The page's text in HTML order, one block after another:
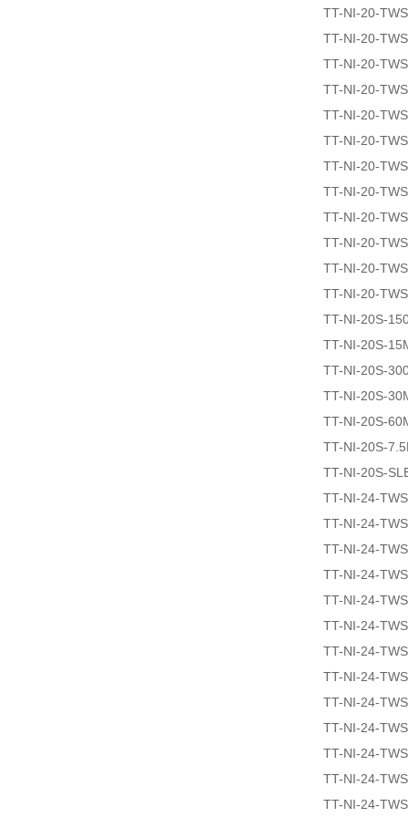
TT-NI-20-
TT-NI-20-
TT-NI-20-
TT-NI-20-
TT-NI-20-
TT-NI-20-
TT-NI-20-
TT-NI-20-
TT-NI-20-
TT-NI-20-
TT-NI-20-
TT-NI-20-
TT-NI-20S-
TT-NI-20S-
TT-NI-20S-
TT-NI-20S-
TT-NI-20S-
TT-NI-20S-
TT-NI-20S-
TT-NI-24-
TT-NI-24-
TT-NI-24-
TT-NI-24-
TT-NI-24-
TT-NI-24-
TT-NI-24-
TT-NI-24-
TT-NI-24-
TT-NI-24-
TT-NI-24-
TT-NI-24-
TT-NI-24-